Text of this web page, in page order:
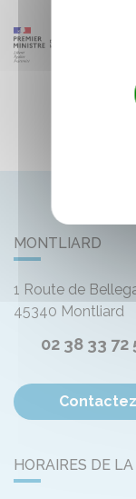
MONTLIARD
1 Route de
45340 Montliard
02 38 33 72
HORAIRES DE